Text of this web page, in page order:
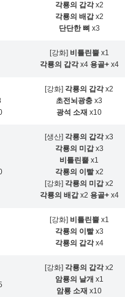
각룡의 갑각x2
각룡의 배갑x2
단단한 뼈 x3
[강화] 비틀린뿔x1
각룡의 갑각x4 용골+x4
[강화] 각룡의 갑각x2
초전뇌광충 x3
광석 소재 x10
[생산] 각룡의 갑각x3
각룡의 미갑x3
비틀린뿔 x1
각룡의 이빨x2
[강화] 각룡의 미갑x2
각룡의 배갑x2 용골+x4
[강화] 비틀린뿔x1
각룡의 이빨x3
각룡의 갑각x4
[강화] 각룡의 갑각x2
암룡의 날개 x1
암룡 소재 x10